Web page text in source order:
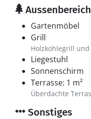
Aussenbereich
Gartenmöbel
Grill
Holzkohlegrill und
Liegestuhl
Sonnenschirm
Terrasse: 1 m²
Überdachte
Sonstiges